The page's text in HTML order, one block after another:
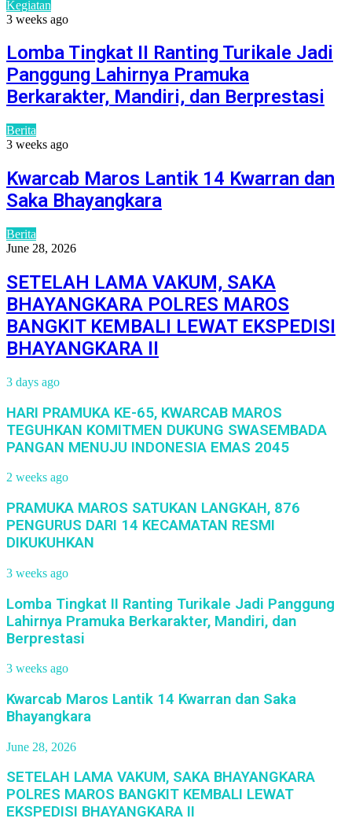
Kegiatan
3 weeks ago
Lomba Tingkat II Ranting Turikale Jadi
Panggung Lahirnya Pramuka
Berkarakter, Mandiri, dan Berprestasi
Berita
3 weeks ago
Kwarcab Maros Lantik 14 Kwarran dan
Saka Bhayangkara
Berita
June 28, 2026
SETELAH LAMA VAKUM, SAKA
BHAYANGKARA POLRES MAROS
BANGKIT KEMBALI LEWAT EKSPEDISI
BHAYANGKARA II
3 days ago
HARI PRAMUKA KE-65, KWARCAB MAROS
TEGUHKAN KOMITMEN DUKUNG SWASEMBADA
PANGAN MENUJU INDONESIA EMAS 2045
2 weeks ago
PRAMUKA MAROS SATUKAN LANGKAH, 876
PENGURUS DARI 14 KECAMATAN RESMI
DIKUKUHKAN
3 weeks ago
Lomba Tingkat II Ranting Turikale Jadi Panggung
Lahirnya Pramuka Berkarakter, Mandiri, dan
Berprestasi
3 weeks ago
Kwarcab Maros Lantik 14 Kwarran dan Saka
Bhayangkara
June 28, 2026
SETELAH LAMA VAKUM, SAKA BHAYANGKARA
POLRES MAROS BANGKIT KEMBALI LEWAT
EKSPEDISI BHAYANGKARA II